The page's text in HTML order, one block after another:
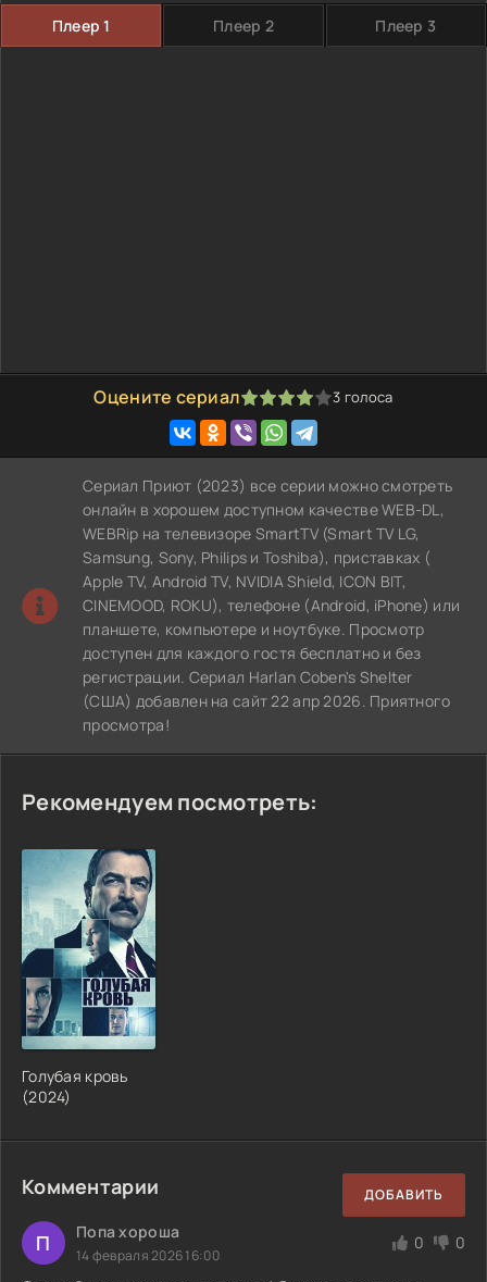
Плеер 1 Плеер 2 Плеер 3
Оцените сериал
1 2 3 4 5 3 голоса
Сериал Приют (2023) все серии можно смотреть
онлайн в хорошем доступном качестве WEB-DL,
WEBRip на телевизоре SmartTV (Smart TV LG,
Samsung, Sony, Philips и Toshiba), приставках (
Apple TV, Android TV, NVIDIA Shield, ICON BIT,
CINEMOOD, ROKU), телефоне (Android, iPhone) или
планшете, компьютере и ноутбуке. Просмотр
доступен для каждого гостя бесплатно и без
регистрации. Сериал Harlan Coben's Shelter
(США) добавлен на сайт 22 апр 2026. Приятного
просмотра!
Рекомендуем посмотреть:
Голубая кровь
(2024)
Комментарии ДОБАВИТЬ
П Попа хороша
14 февраля 2026 16:00
0 0